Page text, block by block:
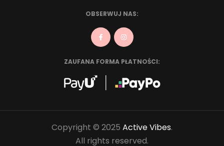
OBSERWUJ NAS:
ZAUFANA FORMA PŁATNOŚCI:
Copyright © 2025 Active Vibes.
All rights reserved.